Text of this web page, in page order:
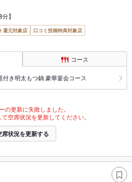
】
還元対象店
口コミ投稿特典対象店
コース
き明太もつ鍋 豪華宴会コース
の更新に失敗しました。
空席状況を更新してください。
席状況を更新する